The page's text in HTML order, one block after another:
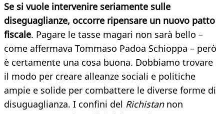
Se si vuole intervenire seriamente sulle
diseguaglianze, occorre ripensare un nuovo patto
fiscale. Pagare le tasse magari non sarà bello –
come affermava Tommaso Padoa Schioppa – però
è certamente una cosa buona. Dobbiamo trovare
il modo per creare alleanze sociali e politiche
ampie e solide per combattere le diverse forme di
disuguaglianza. I confini del Richistannon